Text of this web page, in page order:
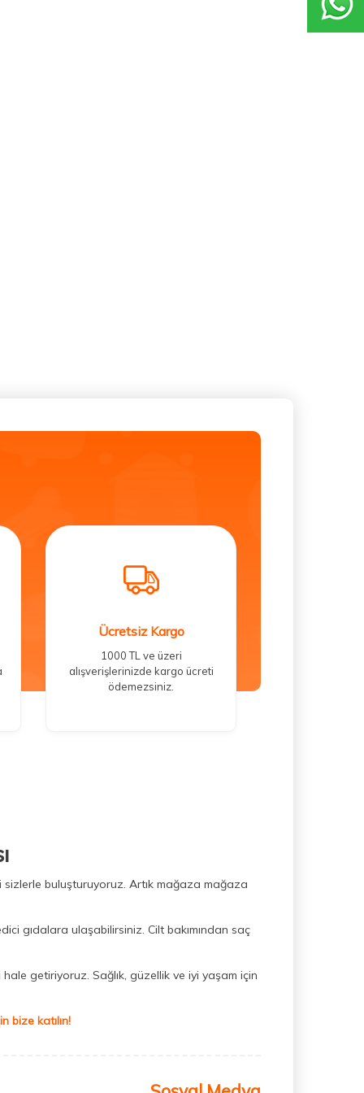
Ücretsiz Kargo
1000 TL ve üzeri
alışverişlerinizde kargo ücreti
ödemezsiniz.
sizlerle buluşturuyoruz. Artık mağaza mağaza
gıdalara ulaşabilirsiniz. Cilt bakımından saç
getiriyoruz. Sağlık, güzellik ve iyi yaşam için
bize katılın!